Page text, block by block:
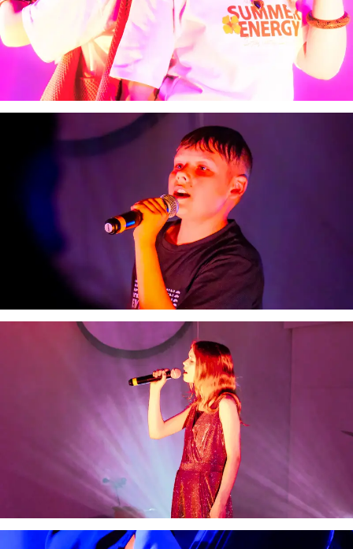
Virtualus asistentas E. Balsio gimnazijos DI
Sveiki! Taip, aš esu virtualus. Tačiau dirbtinis intelektas
suteikia man galimybę ne tik analizuoti Jūsų klausimą, bet
dar tobulai atsimenu visą šioje svetainėje pateiktą
informaciją. Jei visgi man pritrūks išmanumo - pateiksiu
Jums reikiamus kontaktus, kur galėsite pasiklausti
atsakingo specialisto.
Taigi... kuo galėčiau Jums padėti?